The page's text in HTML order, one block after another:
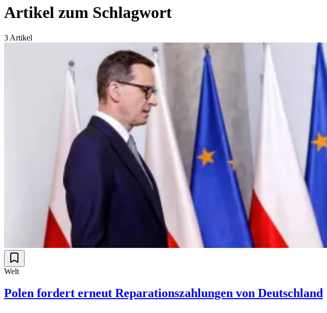
Artikel zum Schlagwort
3 Artikel
Welt
Polen fordert erneut Reparationszahlungen von Deutschland